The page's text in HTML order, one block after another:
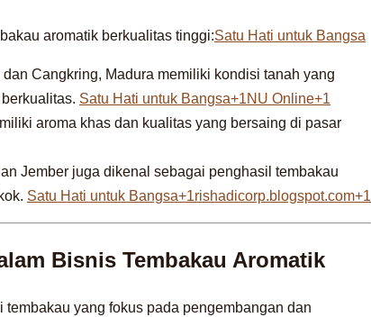
aromatik berkualitas tinggi:Satu Hati untuk Bangsa
Cangkring, Madura memiliki kondisi tanah yang
Satu Hati untuk Bangsa+1NU Online+1
aroma khas dan kualitas yang bersaing di pasar
Jember juga dikenal sebagai penghasil tembakau
Satu Hati untuk Bangsa+1rishadicorp.blogspot.com+1
Bisnis Tembakau Aromatik
yang fokus pada pengembangan dan